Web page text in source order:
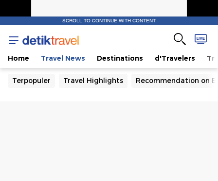
SCROLL TO CONTINUE WITH CONTENT
Home Travel News Destinations d'Travelers
Terpopuler Travel Highlights Recommendation on